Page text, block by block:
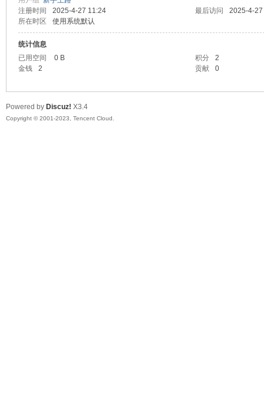
注册时间
2025-4-27 11:24 最后访问
2025-4-
所在时区
使用系统默认
统计信息
已用空间
0 B 积分
2
金钱
2 贡献 0
Powered by Discuz! X3.4
Copyright © 2001-2023, Tencent Cloud.